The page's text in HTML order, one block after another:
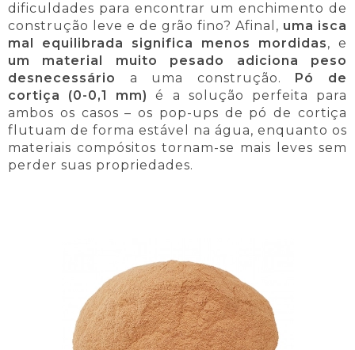
dificuldades para encontrar um enchimento de
construção leve e de grão fino? Afinal, uma isca
mal equilibrada significa menos mordidas, e
um material muito pesado adiciona peso
desnecessário
a uma construção.
Pó de
cortiça (0-0,1 mm)
é a solução perfeita para
ambos os casos – os pop-ups de pó de cortiça
flutuam de forma estável na água, enquanto os
materiais compósitos tornam-se mais leves sem
perder suas propriedades.